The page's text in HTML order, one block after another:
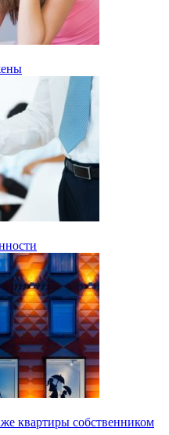
квартиры собственником